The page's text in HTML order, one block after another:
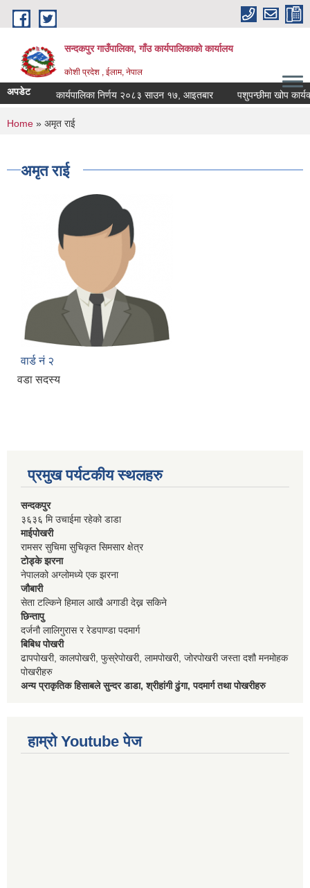
Skip to main content
सन्दकपुर गाउँपालिका, गाँउ कार्यपालिकाको कार्यालय
कोशी प्रदेश , ईलाम, नेपाल
अपडेट कार्यपालिका निर्णय २०८३ साउन १७, आइतबार पशुपन्छीमा खोप
You are here
Home » अमृत राई
अमृत राई
वार्ड नं २
वडा सदस्य
प्रमुख पर्यटकीय स्थलहरु
सन्दकपुर
३६३६ मि उचाईमा रहेको डाडा
माईपोखरी
रामसर सुचिमा सुचिकृत सिमसार क्षेत्र
टोड्के झरना
नेपालको अग्लोमध्ये एक झरना
जौबारी
सेता टल्किने हिमाल आखै अगाडी देख्न सकिने
छिन्तापु
दर्जनौ लालिगुरास र रेडपाण्डा पदमार्ग
बिबिध पोखरी
ढापपोखरी, कालपोखरी, फुस्रेपोखरी, लामपोखरी, जोरपोखरी जस्ता दशौ मनमोहक
पोखरीहरु
अन्य प्राकृतिक हिसाबले सुन्दर डाडा, श्रीहांगी ढुंगा, पदमार्ग तथा पोखरीहरु
हाम्रो Youtube पेज